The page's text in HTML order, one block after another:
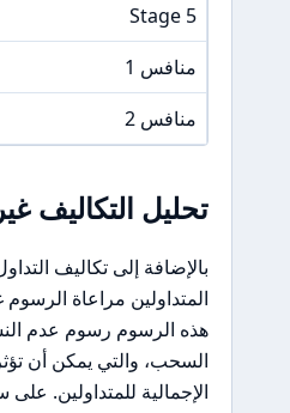
Stage 5
منافس 1
منافس 2
تحليل التكاليف
بالإضافة إلى تكاليف
المتداولين مراعاة
هذه الرسوم رسوم عدم
السحب، والتي يمكن أن
الإجمالية للمتداولين.